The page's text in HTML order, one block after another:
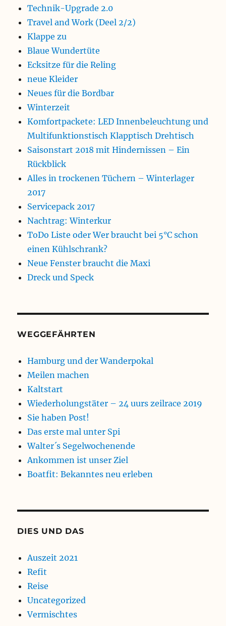
Technik-Upgrade 2.0
Travel and Work (Deel 2/2)
Klappe zu
Blaue Wundertüte
Ecksitze für die Reling
neue Kleider
Neues für die Bordbar
Winterzeit
Komfortpackete: LED Innenbeleuchtung und
Multifunktionstisch Klapptisch Drehtisch
Saisonstart 2018 mit Hindernissen – Ein
Rückblick
Alles in trockenen Tüchern – Winterlager
2017
Servicepack 2017
Nachtrag: Winterkur
ToDo Liste oder Wer braucht bei 5°C schon
einen Kühlschrank?
Neue Fenster braucht die Maxi
Dreck und Speck
WEGGEFÄHRTEN
Hamburg und der Wanderpokal
Meilen machen
Kaltstart
Wiederholungstäter – 24 uurs zeilrace 2019
Sie haben Post!
Das erste mal unter Spi
Walter´s Segelwochenende
Ankommen ist unser Ziel
Boatfit: Bekanntes neu erleben
DIES UND DAS
Auszeit 2021
Refit
Reise
Uncategorized
Vermischtes